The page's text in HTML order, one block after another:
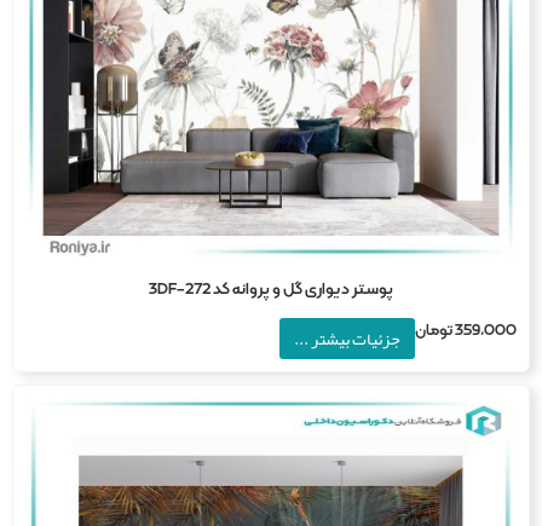
پوستر دیواری گل و پروانه کد 3DF-272
تومان جزئیات بیشتر ...